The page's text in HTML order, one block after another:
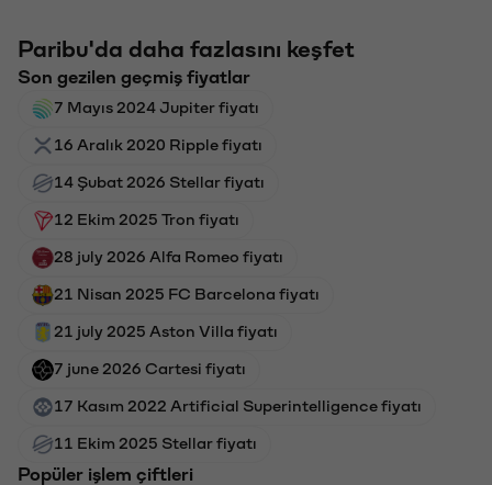
Paribu'da daha fazlasını keşfet
Son gezilen geçmiş fiyatlar
7 Mayıs 2024 Jupiter fiyatı
16 Aralık 2020 Ripple fiyatı
14 Şubat 2026 Stellar fiyatı
12 Ekim 2025 Tron fiyatı
28 july 2026 Alfa Romeo fiyatı
21 Nisan 2025 FC Barcelona fiyatı
21 july 2025 Aston Villa fiyatı
7 june 2026 Cartesi fiyatı
17 Kasım 2022 Artificial Superintelligence fiyatı
11 Ekim 2025 Stellar fiyatı
Popüler işlem çiftleri